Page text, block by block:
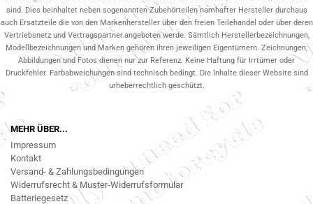
sind. Dies beinhaltet neben sogenannten Zubehörteilen namhafter Hersteller durchaus
auch Ersatzteile die von den Markenhersteller über den freien Teilehandel oder über deren
Vertriebsnetz und Vertragspartner.angeboten werde. Sämtlich Herstellerbezeichnungen,
Modellbezeichnungen und Marken gehören ihren jeweiligen Eigentümern. Zeichnungen,
Abbildungen und Fotos dienen nur zur Referenz. Keine Haftung für Irrtümer oder
Druckfehler. Farbabweichungen sind technisch bedingt. Die Inhalte dieser Website sind
urheberrechtlich geschützt.
MEHR ÜBER...
Impressum
Kontakt
Versand- & Zahlungsbedingungen
Widerrufsrecht & Muster-Widerrufsformular
Batteriegesetz